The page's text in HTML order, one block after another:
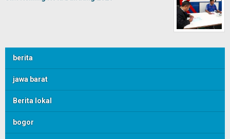
berita
jawa barat
Berita lokal
bogor